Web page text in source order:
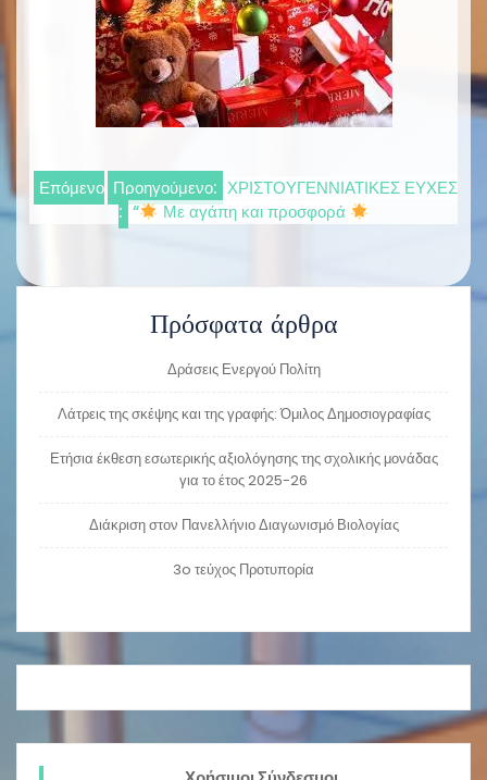
Πλοήγηση
άρθρων
Προηγούμενο: ΧΡΙΣΤΟΥΓΕΝΝΙΑΤΙΚΕΣ ΕΥΧΕΣ
Επόμενο
: “ Με αγάπη και προσφορά
Πρόσφατα άρθρα
Δράσεις Ενεργού Πολίτη
Λάτρεις της σκέψης και της γραφής: Όμιλος Δημοσιογραφίας
Ετήσια έκθεση εσωτερικής αξιολόγησης της σχολικής μονάδας
για το έτος 2025-26
Διάκριση στον Πανελλήνιο Διαγωνισμό Βιολογίας
3o τεύχος Προτυπορία